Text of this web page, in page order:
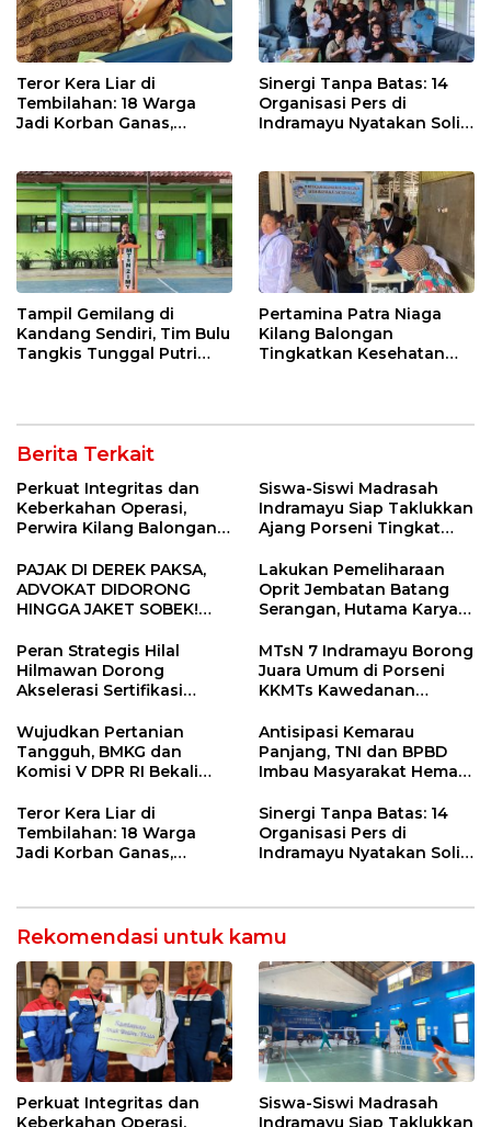
Teror Kera Liar di
Tembilahan: 18 Warga
Jadi Korban Ganas,
Sinergi Tanpa Batas: 14
Organisasi Pers di
Indramayu Nyatakan Solid
Tampil Gemilang di
Kandang Sendiri, Tim Bulu
Tangkis Tunggal Putri
Pertamina Patra Niaga
Kilang Balongan
Tingkatkan Kesehatan
Perawatan Gigi
Berita Terkait
Perkuat Integritas dan
Keberkahan Operasi,
Perwira Kilang Balongan
Siswa-Siswi Madrasah
Indramayu Siap Taklukkan
Ajang Porseni Tingkat
PAJAK DI DEREK PAKSA,
ADVOKAT DIDORONG
HINGGA JAKET SOBEK!
Ngamuk Kepung Polresta
Pekanbaru!
Lakukan Pemeliharaan
Oprit Jembatan Batang
Serangan, Hutama Karya
55 Tol Binjai–Langsa
Peran Strategis Hilal
Hilmawan Dorong
Akselerasi Sertifikasi
Entaskan Kemiskinan di
Indramayu
MTsN 7 Indramayu Borong
Juara Umum di Porseni
KKMTs Kawedanan
Wujudkan Pertanian
Tangguh, BMKG dan
Komisi V DPR RI Bekali
Sekolah Lapang Iklim
Antisipasi Kemarau
Panjang, TNI dan BPBD
Imbau Masyarakat Hemat
Kebakaran
Teror Kera Liar di
Tembilahan: 18 Warga
Jadi Korban Ganas,
Sinergi Tanpa Batas: 14
Organisasi Pers di
Indramayu Nyatakan Solid
Rekomendasi untuk kamu
Perkuat Integritas dan
Siswa-Siswi Madrasah